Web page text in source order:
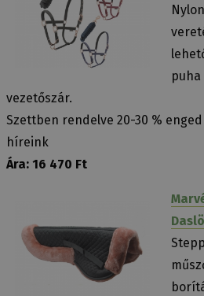
vezetőszár.
Szettben rendelve 20-30 %
híreink
Ára: 16 470 Ft